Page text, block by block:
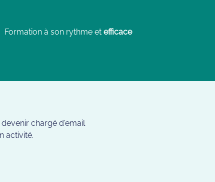
Formation à son rythme et efficace
chargé d'email
activité.